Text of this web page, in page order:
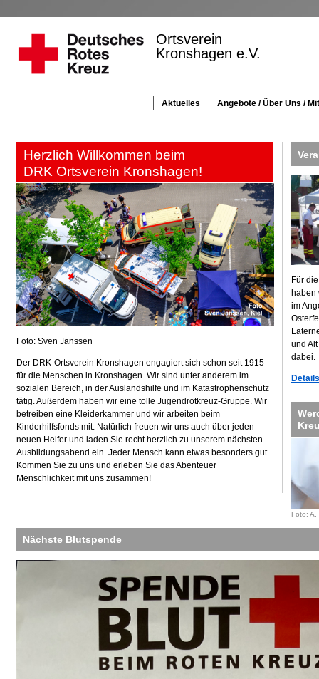
Ortsverein
Kronshagen e.V.
Aktuelles Angebote / Über Uns /
Herzlich Willkommen beim
DRK Ortsverein Kronshagen!
Foto: Sven Janssen
Der DRK-Ortsverein Kronshagen engagiert sich schon seit 1915
für die Menschen in Kronshagen. Wir sind unter anderem im
sozialen Bereich, in der Auslandshilfe und im Katastrophenschutz
tätig. Außerdem haben wir eine tolle Jugendrotkreuz-Gruppe. Wir
betreiben eine Kleiderkammer und wir arbeiten beim
Kinderhilfsfonds mit. Natürlich freuen wir uns auch über jeden
neuen Helfer und laden Sie recht herzlich zu unserem nächsten
Ausbildungsabend ein. Jeder Mensch kann etwas besonders gut.
Kommen Sie zu uns und erleben Sie das Abenteuer
Menschlichkeit mit uns zusammen!
Für
haben
im
und
dabei.
Foto: A.
Nächste Blutspende